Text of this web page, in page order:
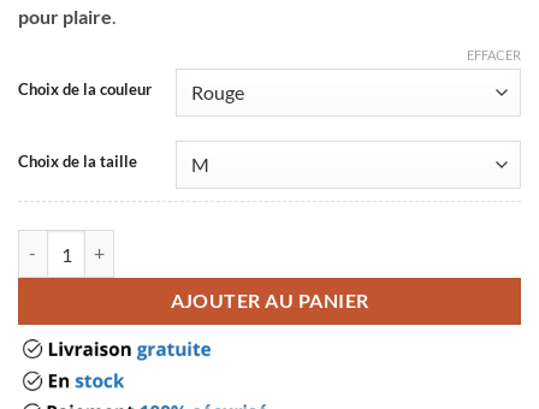
pour plaire.
Choix de la couleur
Choix de la taille
EFFACER
AJOUTER AU PANIER